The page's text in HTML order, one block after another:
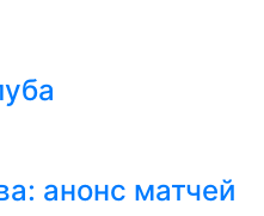
анонс матчей